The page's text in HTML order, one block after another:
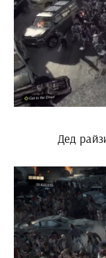
Дед